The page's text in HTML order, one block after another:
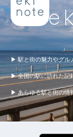
▶ 駅と街の魅力やグル
▶ 全国の駅に訪れた記
▶ あらゆる駅と街の情